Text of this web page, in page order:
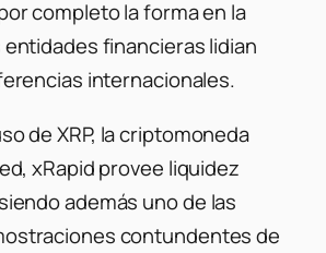
completo la forma en la
financieras lidian
internacionales.
de XRP, la criptomoneda
xRapid provee liquidez
además uno de las
contundentes de